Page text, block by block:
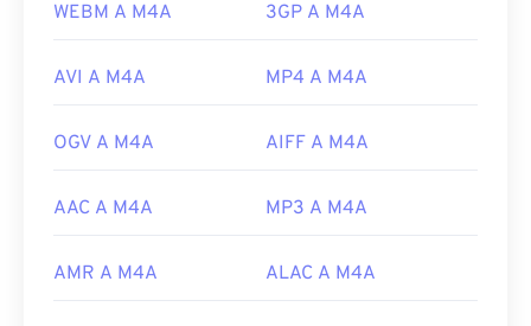
WEBM A M4A 3GP A M4A
AVI A M4A MP4 A M4A
OGV A M4A AIFF A M4A
AAC A M4A MP3 A M4A
AMR A M4A ALAC A M4A